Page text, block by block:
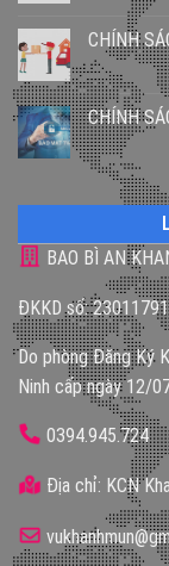
CHÍNH
CHÍNH
BAO BÌ AN
ĐKKD số:
Do phòng Đăng Ký
Ninh cấp ngày 12/
0394.945.724
Địa chỉ: KCN